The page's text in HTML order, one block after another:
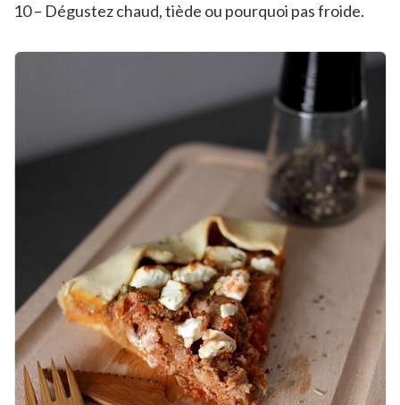
10 – Dégustez chaud, tiède ou pourquoi pas froide.